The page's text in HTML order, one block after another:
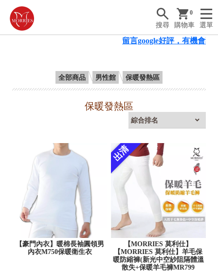
0
購物車
搜尋 選單
留言google好評，有機會獲
全部商品 男性館 保暖發熱區
保暖發熱區
【豪門內衣】暖棉長袖圓領男
內衣M750保暖衛生衣
出清
【MORRIES 莫利仕】
【MORRIES 莫利仕】羊毛保
暖防縮褲(新光中空紗阻隔體溫
散失+保暖羊毛褲MR799